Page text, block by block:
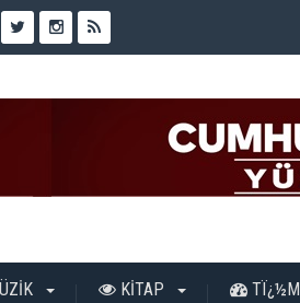
KİTAP TÏ¿½M